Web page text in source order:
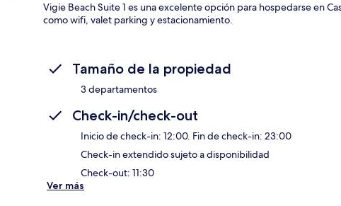
Vigie Beach Suite 1 es una excelente opción para hospedarse en
como wifi, valet parking y estacionamiento.
Tamaño de la propiedad
3 departamentos
Check-in/check-out
Inicio de check-in: 12:00. Fin de check-in: 23:00
Check-in extendido sujeto a disponibilidad
Check-out: 11:30
Ver más